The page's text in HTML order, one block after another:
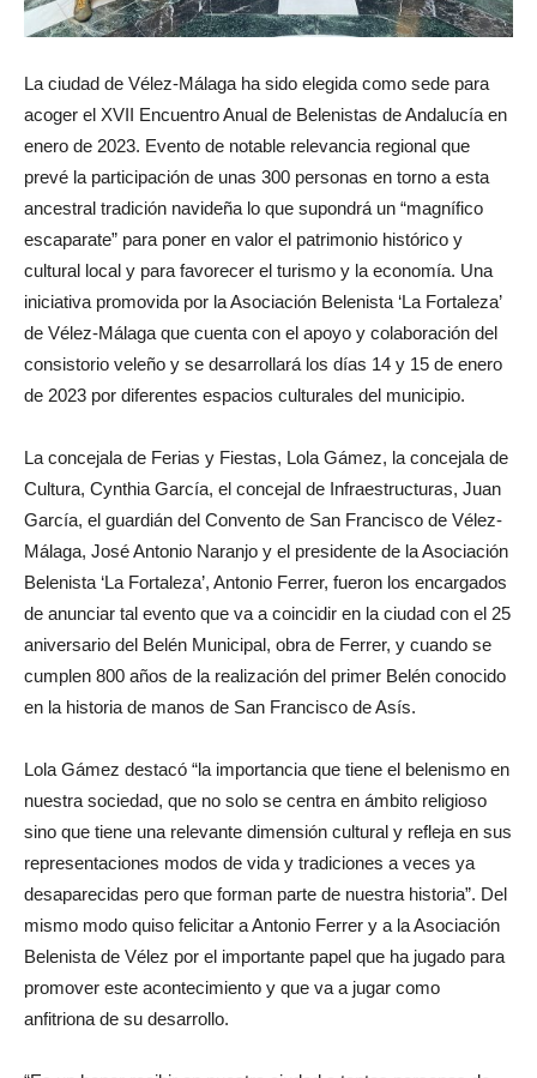
La ciudad de Vélez-Málaga ha sido elegida como sede para
acoger el XVII Encuentro Anual de Belenistas de Andalucía en
enero de 2023. Evento de notable relevancia regional que
prevé la participación de unas 300 personas en torno a esta
ancestral tradición navideña lo que supondrá un “magnífico
escaparate” para poner en valor el patrimonio histórico y
cultural local y para favorecer el turismo y la economía. Una
iniciativa promovida por la Asociación Belenista ‘La Fortaleza’
de Vélez-Málaga que cuenta con el apoyo y colaboración del
consistorio veleño y se desarrollará los días 14 y 15 de enero
de 2023 por diferentes espacios culturales del municipio.
La concejala de Ferias y Fiestas, Lola Gámez, la concejala de
Cultura, Cynthia García, el concejal de Infraestructuras, Juan
García, el guardián del Convento de San Francisco de Vélez-
Málaga, José Antonio Naranjo y el presidente de la Asociación
Belenista ‘La Fortaleza’, Antonio Ferrer, fueron los encargados
de anunciar tal evento que va a coincidir en la ciudad con el 25
aniversario del Belén Municipal, obra de Ferrer, y cuando se
cumplen 800 años de la realización del primer Belén conocido
en la historia de manos de San Francisco de Asís.
Lola Gámez destacó “la importancia que tiene el belenismo en
nuestra sociedad, que no solo se centra en ámbito religioso
sino que tiene una relevante dimensión cultural y refleja en sus
representaciones modos de vida y tradiciones a veces ya
desaparecidas pero que forman parte de nuestra historia”. Del
mismo modo quiso felicitar a Antonio Ferrer y a la Asociación
Belenista de Vélez por el importante papel que ha jugado para
promover este acontecimiento y que va a jugar como
anfitriona de su desarrollo.